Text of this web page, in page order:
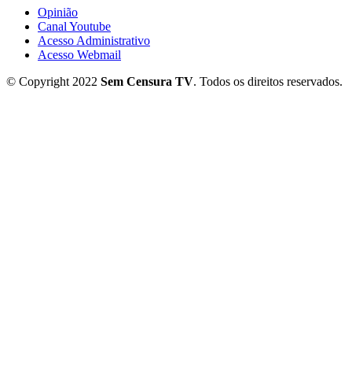
Opinião
Canal Youtube
Acesso Administrativo
Acesso Webmail
© Copyright 2022 Sem Censura TV. Todos os direitos reservados.